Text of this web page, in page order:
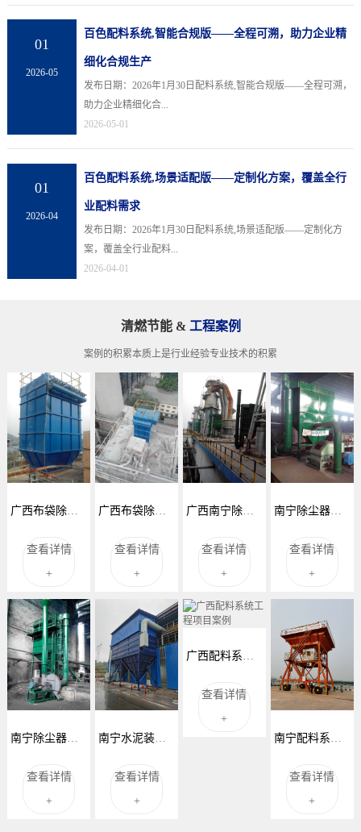
01
2026-05
百色配料系统,智能合规版——全程可溯，助力企业精
细化合规生产
发布日期：2026年1月30日配料系统,智能合规版——全程可溯，
助力企业精细化合...
2026-05-01
01
2026-04
百色配料系统,场景适配版——定制化方案，覆盖全行
业配料需求
发布日期：2026年1月30日配料系统,场景适配版——定制化方
案，覆盖全行业配料...
2026-04-01
清燃节能 & 工程案例
案例的积累本质上是行业经验专业技术的积累
广西布袋除尘器工程案例项目
查看详情
+
广西布袋除尘器工程案例项目
查看详情
+
广西南宁除尘器项目案例
查看详情
+
南宁除尘器项目案例
查看详情
+
查看详情
+
查看详情
+
广西配料系统工程项目案例
查看详情
+
查看详情
+